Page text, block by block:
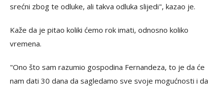
srećni zbog te odluke, ali takva odluka slijedi", kazao je.
Kaže da je pitao koliki ćemo rok imati, odnosno koliko
vremena.
"Ono što sam razumio gospodina Fernandeza, to je da će
nam dati 30 dana da sagledamo sve svoje mogućnosti i da